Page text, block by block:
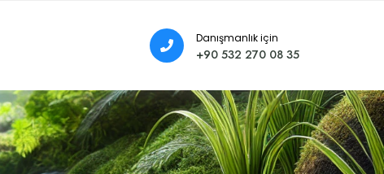
Danışmanlık için
+90 532 270 08 35